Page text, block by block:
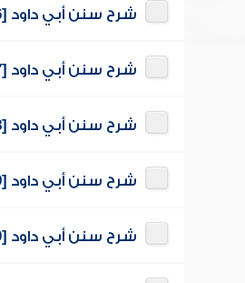
شرح سنن أبي داود [006]
شرح سنن أبي داود [007]
شرح سنن أبي داود [008]
شرح سنن أبي داود [009]
شرح سنن أبي داود [010]